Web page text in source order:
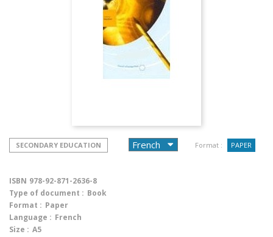
SECONDARY EDUCATION Format : PAPER
ISBN 978-92-871-2636-8
Type of document : Book
Format : Paper
Language : French
Size : A5